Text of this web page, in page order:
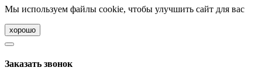
Мы используем файлы cookie, чтобы улучшить сайт для вас
хорошо
Заказать звонок